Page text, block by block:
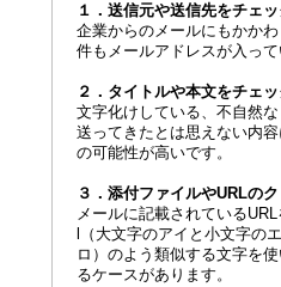
１．送信元や送信先をチェ
企業からのメールにもかか
件もメールアドレスが入っ
２．タイトルや本文をチェ
文字化けしている、不自然
送ってきたとは思えない内
の可能性が高いです。
３．添付ファイルやURLの
メールに記載されている
l（大文字のアイと小文字の
ロ）のよう類似する文字を
るケースがあります。